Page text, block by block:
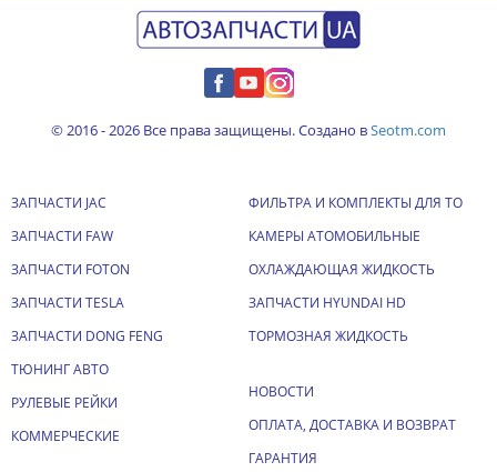
© 2016 - 2026 Все права защищены. Создано вSeotm.com
ЗАПЧАСТИ JAC
ЗАПЧАСТИ FAW
ЗАПЧАСТИ FOTON
ЗАПЧАСТИ TESLA
ЗАПЧАСТИ DONG FENG
ТЮНИНГ АВТО
РУЛЕВЫЕ РЕЙКИ
КОММЕРЧЕСКИЕ
ФИЛЬТРА И КОМПЛЕКТЫ ДЛЯ ТО
КАМЕРЫ АТОМОБИЛЬНЫЕ
ОХЛАЖДАЮЩАЯ ЖИДКОСТЬ
ЗАПЧАСТИ HYUNDAI HD
ТОРМОЗНАЯ ЖИДКОСТЬ
НОВОСТИ
ОПЛАТА, ДОСТАВКА И ВОЗВРАТ
ГАРАНТИЯ